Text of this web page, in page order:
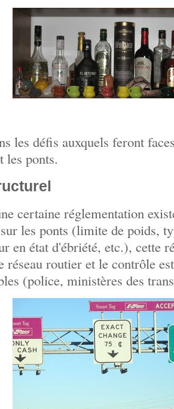
les défis auxquels feront
les ponts.
certaine réglementation
les ponts (limite de poids,
en état d'ébriété, etc.), cette
réseau routier et le contrôle
(police, ministères des